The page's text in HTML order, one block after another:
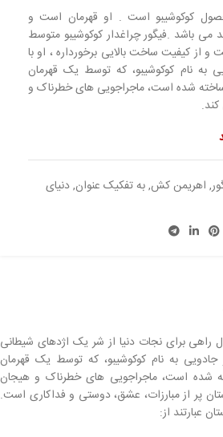
کوکوشیبو است . او قهرمان است و
باشد .فیگور چراغدار کوکوشیبو متوسط
از کیفیت ساخت بالایی برخورداره ، او با
نام کوکوشیبو، که توسط یک قهرمان
ساخته شده است، ماجراجویی های خطرناک و
, اهریمن کش,به تفکیک عنوان,دنیای
برای نجات دنیا از شر یک اژدهای شیطانی
به نام کوکوشیبو، که توسط یک قهرمان
شده است، ماجراجویی های خطرناک و هیجان
پر از مبارزات، عشق، دوستی و فداکاری است.
عبارتند از: